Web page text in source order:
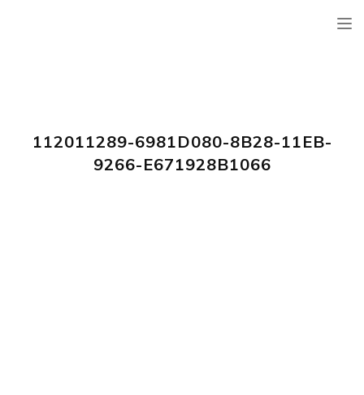
112011289-6981D080-8B28-11EB-
9266-E671928B1066